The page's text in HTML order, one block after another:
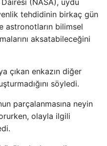
(NASA), uydu
tehdidinin birkaç gün
astronotların bilimsel
aksatabileceğini
çıkan enkazın diğer
söyledi.
parçalanmasına neyin
olayla ilgili